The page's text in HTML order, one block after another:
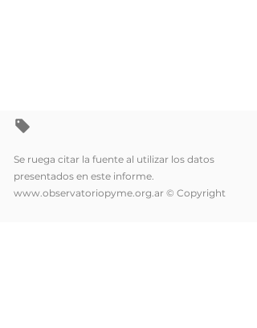
Se ruega citar la fuente al utilizar los datos
presentados en este informe.
www.observatoriopyme.org.ar © Copyright